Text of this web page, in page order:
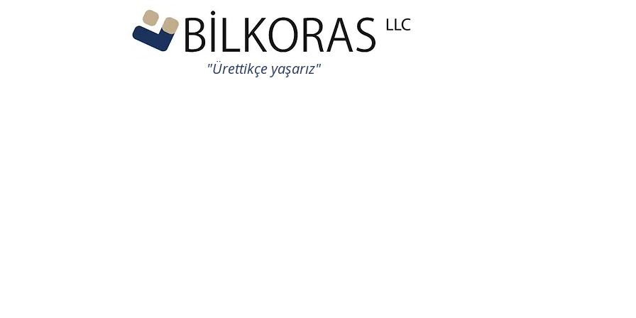
"Ürettikçe yaşarız"